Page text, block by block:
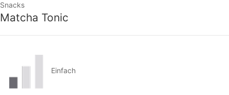
Snacks
Matcha Tonic
Einfach